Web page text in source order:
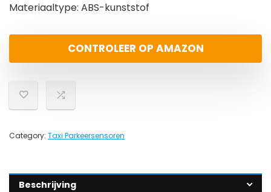
Materiaaltype: ABS-kunststof
CONTROLEER OP AMAZON
Category: Taxi Parkeersensoren
Beschrijving